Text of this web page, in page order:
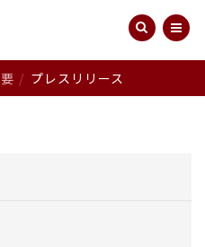
プレスリリース